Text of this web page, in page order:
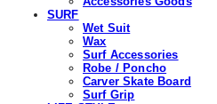
SURF
Wet Suit
Wax
Surf Accessories
Robe / Poncho
Carver Skate Board
Surf Grip